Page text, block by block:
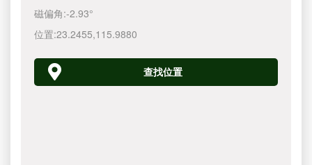
磁偏角:-2.93°
位置:23.2455,115.9880
查找位置